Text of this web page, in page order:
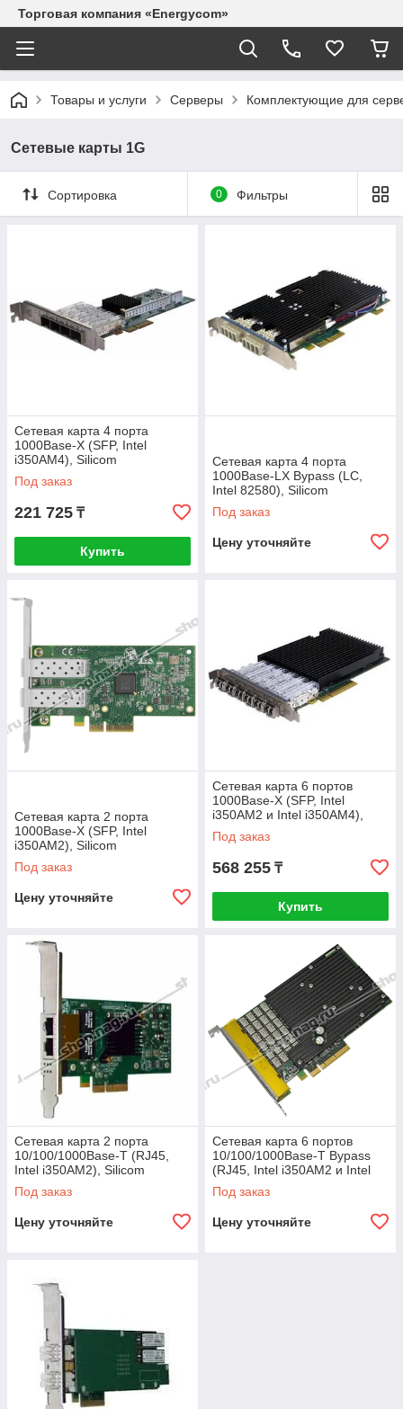
Торговая компания «Energycom»
Товары и услуги Серверы Комплектующие для
Сетевые карты 1G
Сортировка 0 Фильтры
Сетевая карта 4 порта
1000Base-X (SFP, Intel
i350AM4), Silicom
PE2G4SFPi35L
Под заказ
221 725 ₸
Купить
Сетевая карта 4 порта
1000Base-LX Bypass (LC,
Intel 82580), Silicom
PE2G4BPFi80-LX-SD-R
Под заказ
Цену уточняйте
Сетевая карта 2 порта
1000Base-X (SFP, Intel
i350AM2), Silicom
PE2G2SFPi35
Под заказ
Цену уточняйте
Сетевая карта 6 портов
1000Base-X (SFP, Intel
i350AM2 и Intel i350AM4),
Silicom PE2G6SFPi35-R
Под заказ
568 255 ₸
Купить
Сетевая карта 2 порта
10/100/1000Base-T (RJ45,
Intel i350AM2), Silicom
PE2G2i35
Под заказ
Цену уточняйте
Сетевая карта 6 портов
10/100/1000Base-T Bypass
(RJ45, Intel i350AM2 и Intel
i350AM4), Silicom
PE2G6BPi35-SD
Под заказ
Цену уточняйте